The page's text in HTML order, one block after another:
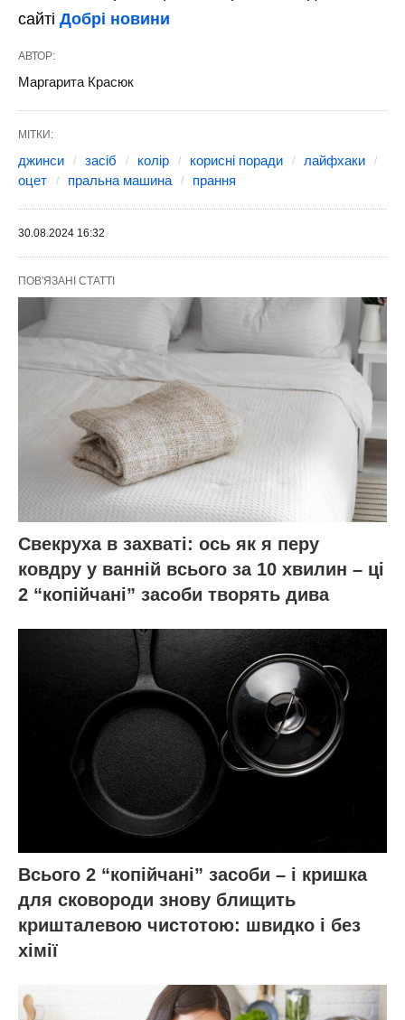
сайті Добрі новини
АВТОР:
Маргарита Красюк
МІТКИ:
джинси засіб колір корисні поради
лайфхаки
оцет
пральна машина прання
30.08.2024 16:32
ПОВ'ЯЗАНІ СТАТТІ
Свекруха в захваті: ось як я перу
ковдру у ванній всього за 10 хвилин – ці
2 “копійчані” засоби творять дива
Всього 2 “копійчані” засоби – і кришка
для сковороди знову блищить
кришталевою чистотою: швидко і без
хімії